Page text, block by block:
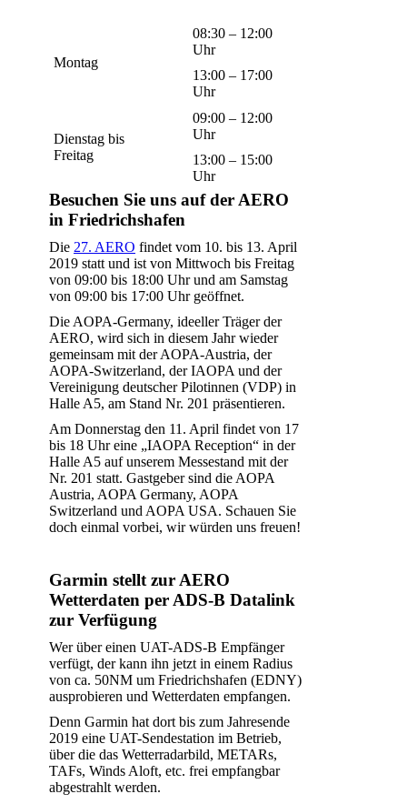
Montag
08:30 – 12:00
Uhr
13:00 – 17:00
Uhr
Dienstag bis
Freitag
09:00 – 12:00
Uhr
13:00 – 15:00
Uhr
Besuchen Sie uns auf der AERO
in Friedrichshafen
Die 27. AERO findet vom 10. bis 13. April
2019 statt und ist von Mittwoch bis Freitag
von 09:00 bis 18:00 Uhr und am Samstag
von 09:00 bis 17:00 Uhr geöffnet.
Die AOPA-Germany, ideeller Träger der
AERO, wird sich in diesem Jahr wieder
gemeinsam mit der AOPA-Austria, der
AOPA-Switzerland, der IAOPA und der
Vereinigung deutscher Pilotinnen (VDP) in
Halle A5, am Stand Nr. 201 präsentieren.
Am Donnerstag den 11. April findet von 17
bis 18 Uhr eine „IAOPA Reception“ in der
Halle A5 auf unserem Messestand mit der
Nr. 201 statt. Gastgeber sind die AOPA
Austria, AOPA Germany, AOPA
Switzerland und AOPA USA. Schauen Sie
doch einmal vorbei, wir würden uns freuen!
Garmin stellt zur AERO
Wetterdaten per ADS-B Datalink
zur Verfügung
Wer über einen UAT-ADS-B Empfänger
verfügt, der kann ihn jetzt in einem Radius
von ca. 50NM um Friedrichshafen (EDNY)
ausprobieren und Wetterdaten empfangen.
Denn Garmin hat dort bis zum Jahresende
2019 eine UAT-Sendestation im Betrieb,
über die das Wetterradarbild, METARs,
TAFs, Winds Aloft, etc. frei empfangbar
abgestrahlt werden.